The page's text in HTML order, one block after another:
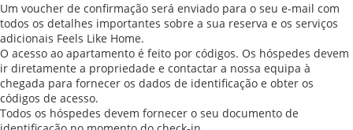
Um voucher de confirmação será enviado para o seu e-mail com
todos os detalhes importantes sobre a sua reserva e os serviços
adicionais Feels Like Home.
O acesso ao apartamento é feito por códigos. Os hóspedes devem
ir diretamente a propriedade e contactar a nossa equipa à
chegada para fornecer os dados de identificação e obter os
códigos de acesso.
Todos os hóspedes devem fornecer o seu documento de